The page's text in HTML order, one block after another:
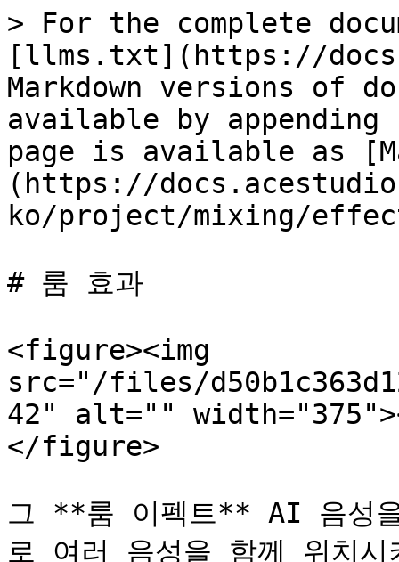
> For the complete
[llms.txt](https://
Markdown versions of
available by
page is available as
(https://
ko/project/mixing/
# 룸 효과
<figure><img
src="/files/
42" alt=""
</figure>
그 **룸 이펙트** AI 음성
로 여러 음성을 함께 위치